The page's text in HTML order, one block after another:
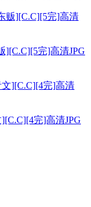
][C.C][5完]高清JPG
完]高清JPG